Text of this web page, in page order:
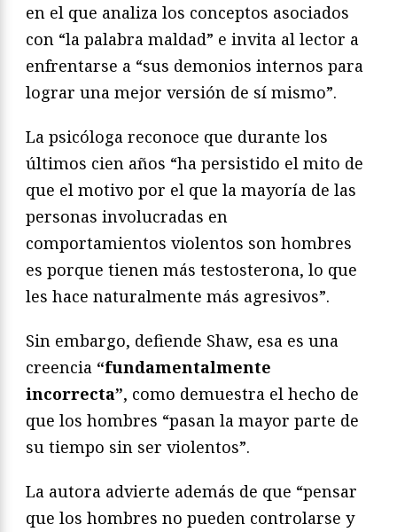
en el que analiza los conceptos asociados
con “la palabra maldad” e invita al lector a
enfrentarse a “sus demonios internos para
lograr una mejor versión de sí mismo”.
La psicóloga reconoce que durante los
últimos cien años “ha persistido el mito de
que el motivo por el que la mayoría de las
personas involucradas en
comportamientos violentos son hombres
es porque tienen más testosterona, lo que
les hace naturalmente más agresivos”.
Sin embargo, defiende Shaw, esa es una
creencia “fundamentalmente
incorrecta”, como demuestra el hecho de
que los hombres “pasan la mayor parte de
su tiempo sin ser violentos”.
La autora advierte además de que “pensar
que los hombres no pueden controlarse y